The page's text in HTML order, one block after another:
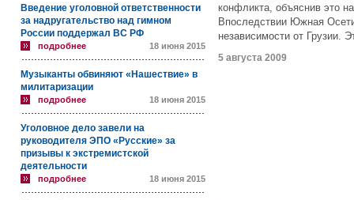
Введение уголовной ответственности
за надругательство над гимном
России поддержал ВС РФ
подробнее 18 июня 2015
Музыканты обвиняют «Нашествие» в
милитаризации
подробнее 18 июня 2015
Уголовное дело завели на
руководителя ЭПО «Русские» за
призывы к экстремистской
деятельности
подробнее 18 июня 2015
конфликта, объяснив это
Впоследствии Южная
независимости от Грузии.
5 августа 2009